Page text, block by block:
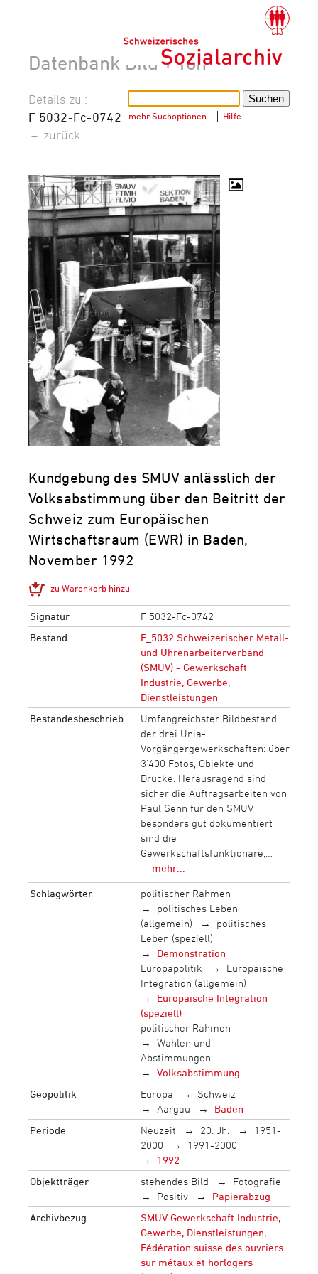
Datenbank Bild + Ton
mehr Suchoptionen… Hilfe
Details zu :
F 5032-Fc-0742
– zurück
Kundgebung des SMUV anlässlich der
Volksabstimmung über den Beitritt der
Schweiz zum Europäischen
Wirtschaftsraum (EWR) in Baden,
November 1992
zu Warenkorb hinzu
Signatur
F 5032-Fc-0742
Bestand
F_5032 Schweizerischer Metall-
und Uhrenarbeiterverband
(SMUV) - Gewerkschaft
Industrie, Gewerbe,
Dienstleistungen
Bestandesbeschrieb
Umfangreichster Bildbestand
der drei Unia-
Vorgängergewerkschaften: über
3‘400 Fotos, Objekte und
Drucke. Herausragend sind
sicher die Auftragsarbeiten von
Paul Senn für den SMUV,
besonders gut dokumentiert
sind die
Gewerkschaftsfunktionäre,…
— mehr...
Schlagwörter
politischer Rahmen
politisches Leben
(allgemein)
politisches
Leben (speziell)
Demonstration
Europapolitik
Europäische
Integration (allgemein)
Europäische Integration
(speziell)
politischer Rahmen
Wahlen und
Abstimmungen
Volksabstimmung
Geopolitik
Europa
Schweiz
Aargau
Baden
Periode
Neuzeit 20. Jh.
1951-
2000
1991-2000
1992
Objektträger
stehendes Bild
Fotografie
Positiv
Papierabzug
Archivbezug
SMUV Gewerkschaft Industrie,
Gewerbe, Dienstleistungen,
Fédération suisse des ouvriers
sur métaux et horlogers